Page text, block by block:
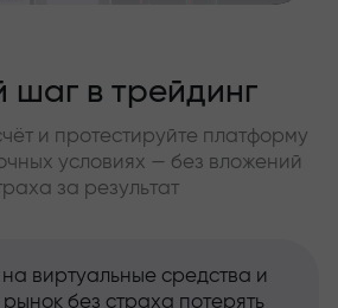
шаг в трейдинг
и протестируйте платформу
условиях — без вложений
за результат
на виртуальные средства и
рынок без страха потерять